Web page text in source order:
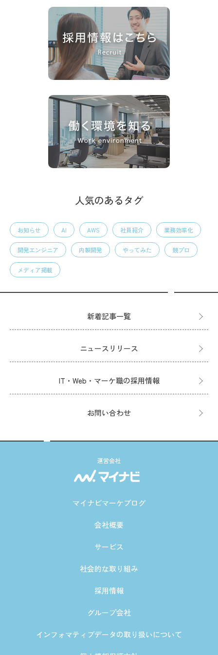
人気のあるタグ
お知らせ AI AWS 社員紹介 業務効率化
開発エンジニア 内製開発 やってみた 競プロ
メディア掲載
新着記事一覧
ニュースリリース
IT・Web・マーケ職の採用情報
お問い合わせ
運営会社
マイナビマーケブログ
会社概要
サービス
社会的な取り組み
採用情報
グループ会社
インフォマティブデータの取り扱いについて